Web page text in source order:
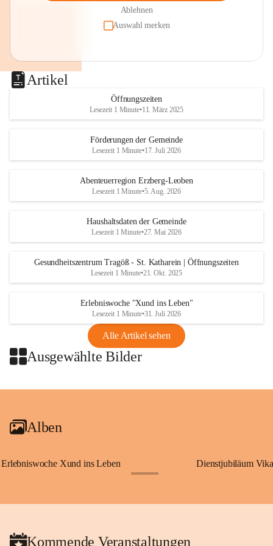
Ablehnen
Auswahl merken
Artikel
Öffnungszeiten
Lesezeit 1 Minute•11. März 2025
Förderungen der Gemeinde
Lesezeit 1 Minute•17. Juli 2026
Abenteuerregion Erzberg-Leoben
Lesezeit 1 Minute•5. Aug. 2026
Haushaltsdaten der Gemeinde
Lesezeit 1 Minute•27. Mai 2026
Gesundheitszentrum Tragöß - St. Katharein | Öffnungszeiten
Lesezeit 1 Minute•21. Okt. 2025
Erlebniswoche "Xund ins Leben"
Lesezeit 1 Minute•31. Juli 2026
Alle Artikel sehen
Ausgewählte Bilder
+2
Alben
Erlebniswoche Xund ins Leben Dienstjubiläum
Kommende Veranstaltungen